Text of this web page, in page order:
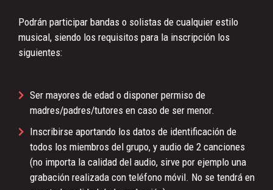
Podrán participar bandas o solistas de cualquier estilo
musical, siendo los requisitos para la inscripción los
siguientes:
Ser mayores de edad o disponer permiso de
madres/padres/tutores en caso de ser menor.
Inscribirse aportando los datos de identificación de
todos los miembros del grupo, y audio de 2 canciones
(no importa la calidad del audio, sirve por ejemplo una
grabación realizada con teléfono móvil. No se tendrá en